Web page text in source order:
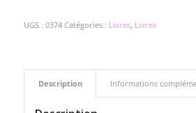
UGS : 0374 Catégories : Livres, Livres
Description Informations